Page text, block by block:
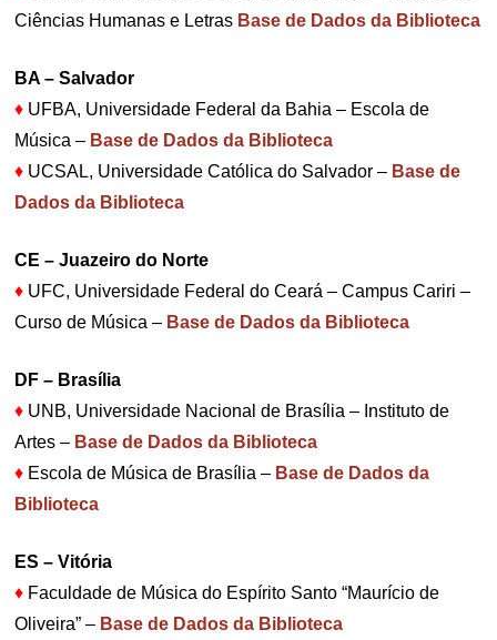
Ciências Humanas e Letras Base de Dados da Biblioteca
BA – Salvador
♦ UFBA, Universidade Federal da Bahia – Escola de
Música – Base de Dados da Biblioteca
♦ UCSAL, Universidade Católica do Salvador – Base de
Dados da Biblioteca
CE – Juazeiro do Norte
♦ UFC, Universidade Federal do Ceará – Campus Cariri –
Curso de Música – Base de Dados da Biblioteca
DF – Brasília
♦ UNB, Universidade Nacional de Brasília – Instituto de
Artes – Base de Dados da Biblioteca
♦ Escola de Música de Brasília – Base de Dados da
Biblioteca
ES – Vitória
♦ Faculdade de Música do Espírito Santo “Maurício de
Oliveira” – Base de Dados da Biblioteca